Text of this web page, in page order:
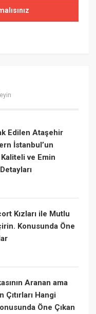
Edilen Ataşehir
İstanbul’un
ve Emin
Kızları ile Mutlu
Konusunda Öne
Aranan ama
Çıtırları Hangi
Öne Çıkan